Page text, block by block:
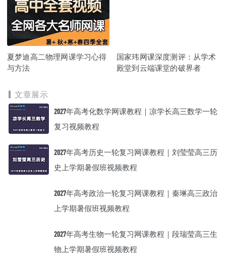
夏梦迪高二物理网课学习心得
与方法
国家玮网课深度测评：从学术
殿堂到云端课堂的破界者
文章展示
2027年高考化数学网课教程｜凉学长高三数学一轮
复习视频教程
2027年高考历史一轮复习网课教程｜刘莹莹高三历
史上学期暑假班视频教程
2027年高考政治一轮复习网课教程｜秦琳高三政治
上学期暑假班视频教程
2027年高考生物一轮复习网课教程｜段瑞莹高三生
物上学期暑假班视频教程